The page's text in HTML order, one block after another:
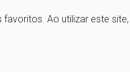
Ao utilizar este